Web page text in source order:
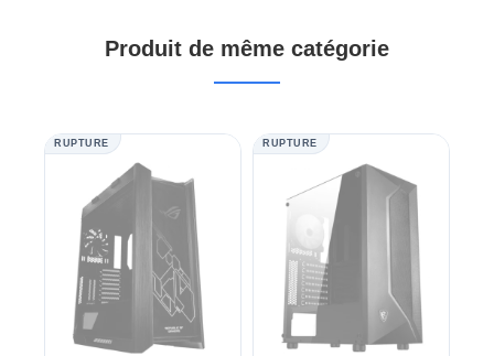
Produit de même catégorie
RUPTURE RUPTURE